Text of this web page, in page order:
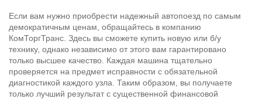
Если вам нужно приобрести надежный автопоезд по самым
демократичным ценам, обращайтесь в компанию
КомТоргТранс. Здесь вы сможете купить новую или б/у
технику, однако независимо от этого вам гарантировано
только высшее качество. Каждая машина тщательно
проверяется на предмет исправности с обязательной
диагностикой каждого узла. Таким образом, вы получаете
только лучший результат с существенной финансовой